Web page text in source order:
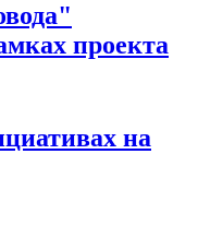
проекта
на